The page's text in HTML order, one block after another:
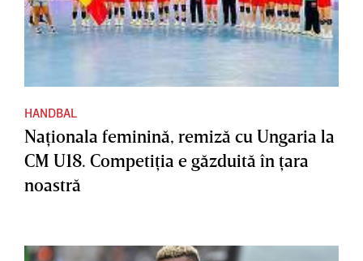
HANDBAL
Naţionala feminină, remiză cu Ungaria la
CM U18. Competiţia e găzduită în ţara
noastră